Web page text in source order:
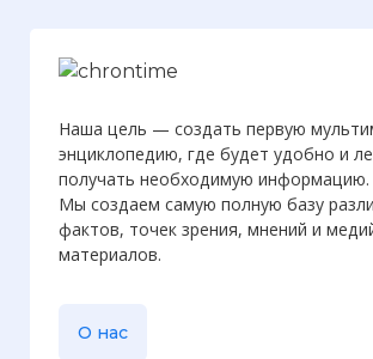
Наша цель — создать первую
энциклопедию, где будет удобно и
получать необходимую информацию.
Мы создаем самую полную базу
фактов, точек зрения, мнений и
материалов.
О нас